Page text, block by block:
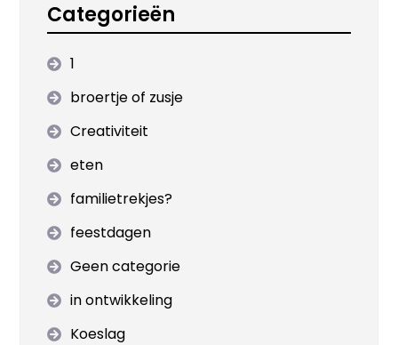
Categorieën
1
broertje of zusje
Creativiteit
eten
familietrekjes?
feestdagen
Geen categorie
in ontwikkeling
Koeslag